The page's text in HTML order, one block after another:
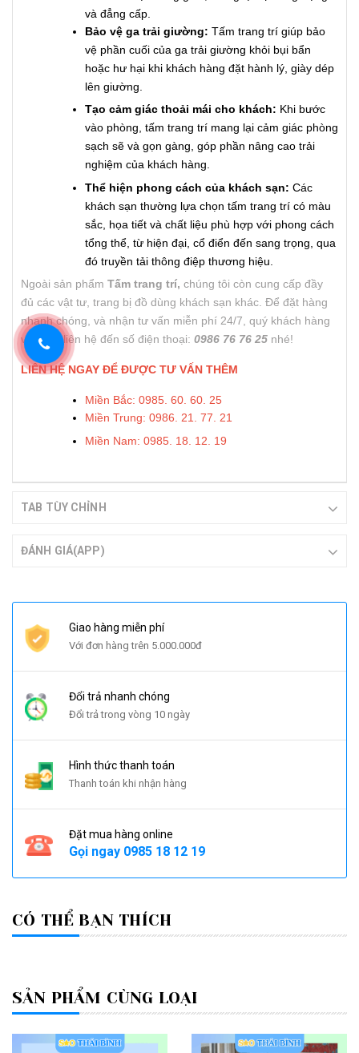
và đẳng cấp.
Bảo vệ ga trải giường: Tấm trang trí giúp bảo
vệ phần cuối của ga trải giường khỏi bụi bẩn
hoặc hư hại khi khách hàng đặt hành lý, giày dép
lên giường.
Tạo cảm giác thoải mái cho khách: Khi bước
vào phòng, tấm trang trí mang lại cảm giác phòng
sạch sẽ và gọn gàng, góp phần nâng cao trải
nghiệm của khách hàng.
Thể hiện phong cách của khách sạn: Các
khách sạn thường lựa chọn tấm trang trí có màu
sắc, họa tiết và chất liệu phù hợp với phong cách
tổng thể, từ hiện đại, cổ điển đến sang trọng, qua
đó truyền tải thông điệp thương hiệu.
Ngoài sản phẩm Tấm trang trí, chúng tôi còn cung cấp đầy
đủ các vật tư, trang bị đồ dùng khách sạn khác. Để đặt hàng
nhanh chóng, và nhận tư vấn miễn phí 24/7, quý khách hàng
vui lòng liên hệ đến số điện thoại: 0986 76 76 25 nhé!
LIÊN HỆ NGAY ĐỂ ĐƯỢC TƯ VẤN THÊM
Miền Bắc: 0985. 60. 60. 25
Miền Trung: 0986. 21. 77. 21
Miền Nam: 0985. 18. 12. 19
TAB TÙY CHỈNH
ĐÁNH GIÁ(APP)
Giao hàng miễn phí
Với đơn hàng trên 5.000.000đ
Đổi trả nhanh chóng
Đổi trả trong vòng 10 ngày
Hình thức thanh toán
Thanh toán khi nhận hàng
Đặt mua hàng online
Gọi ngay 0985 18 12 19
CÓ THỂ BẠN THÍCH
SẢN PHẨM CÙNG LOẠI